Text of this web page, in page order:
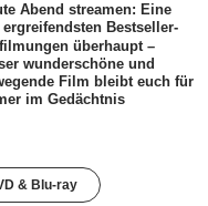
Abend streamen: Eine
ergreifendsten Bestseller-
überhaupt –
wunderschöne und
Film bleibt euch für
im Gedächtnis
& Blu-ray